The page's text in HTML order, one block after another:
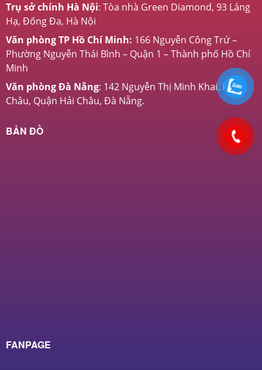
Trụ sở chính Hà Nội: Tòa nhà Green Diamond, 93 Láng
Hạ, Đống Đa, Hà Nội
Văn phòng TP Hồ Chí Minh: 166 Nguyễn Công Trứ –
Phường Nguyễn Thái Bình – Quận 1 – Thành phố Hồ Chí
Minh
Văn phòng Đà Nẵng: 142 Nguyễn Thị Minh Khai, P Hải
Châu, Quận Hải Châu, Đà Nẵng.
BẢN ĐỒ
FANPAGE